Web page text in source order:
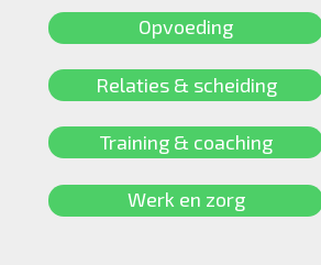
Opvoeding
Relaties & scheiding
Training & coaching
Werk en zorg